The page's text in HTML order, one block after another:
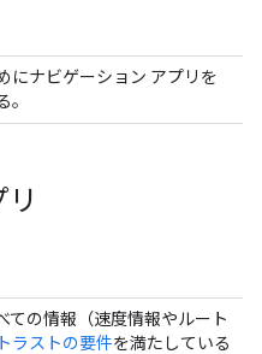
にナビゲーション アプリを
。
ての情報（速度情報やルート
ラストの要件を満たしている